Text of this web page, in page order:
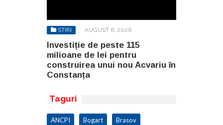
STIRI AUGUST 6, 2026
Investiție de peste 115
milioane de lei pentru
construirea unui nou Acvariu în
Constanța
Taguri
ANCPI Bogart Brasov